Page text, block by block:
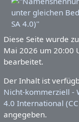
Diese Seite wurde
Mai 2026 um 20:00
bearbeitet.
Der Inhalt ist
Nicht-kommerziell -
4.0 International
angegeben.